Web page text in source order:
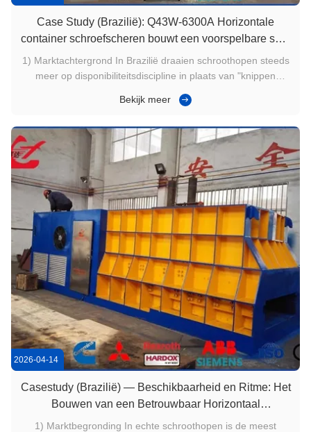
Case Study (Brazilië): Q43W-6300A Horizontale
container schroefscheren bouwt een voorspelbare snij-
en-laden routine
1) Marktachtergrond In Brazilië draaien schroothopen steeds
meer op disponibiliteitsdiscipline in plaats van "knippen
fabricage en industrieel onderhoud kan in onregelmatige
laden zijn. Wanneer ...
Bekijk meer
2026-04-14
Casestudy (Brazilië) — Beschikbaarheid en Ritme: Het
Bouwen van een Betrouwbaar Horizontaal
Scheerstation voor Dagelijkse Productie
1) Marktbegronding In echte schroothopen is de meest